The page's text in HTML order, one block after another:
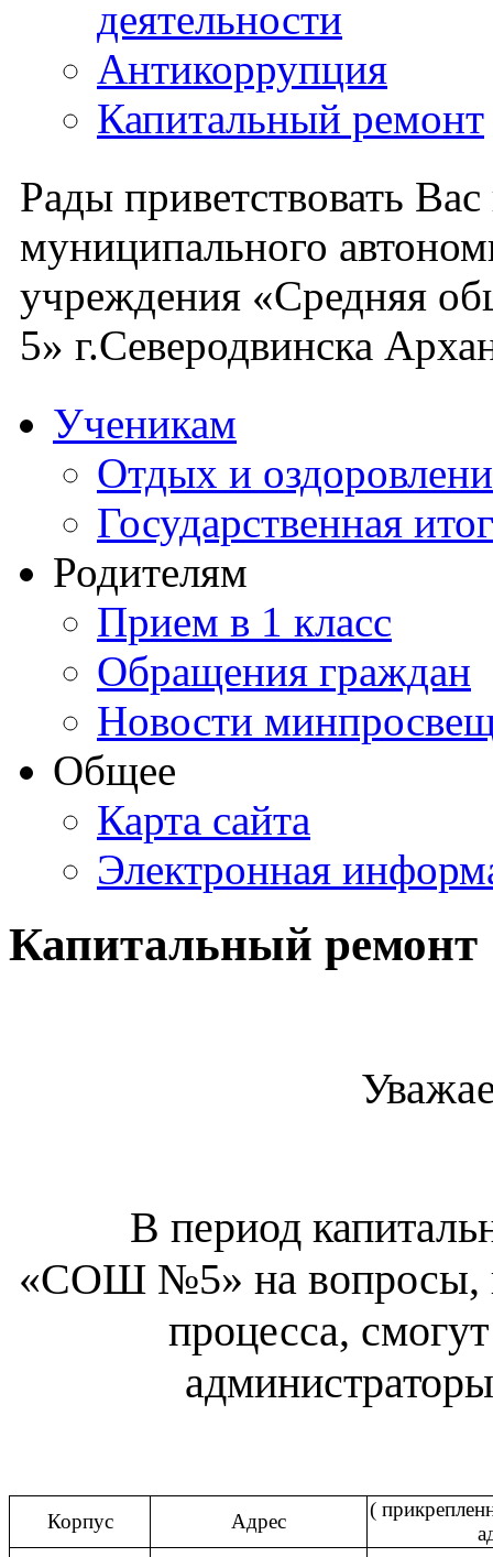
деятельности
Антикоррупция
Капитальный ремонт
Рады приветствовать
муниципального
учреждения «Средняя
5» г.Северодвинска
Ученикам
Отдых и
Государственная
Родителям
Прием в 1 класс
Обращения граждан
Новости
Общее
Карта сайта
Электронная
Капитальный ремонт
В период
«СОШ №5» на вопросы,
процесса,
Корпус Адрес
(